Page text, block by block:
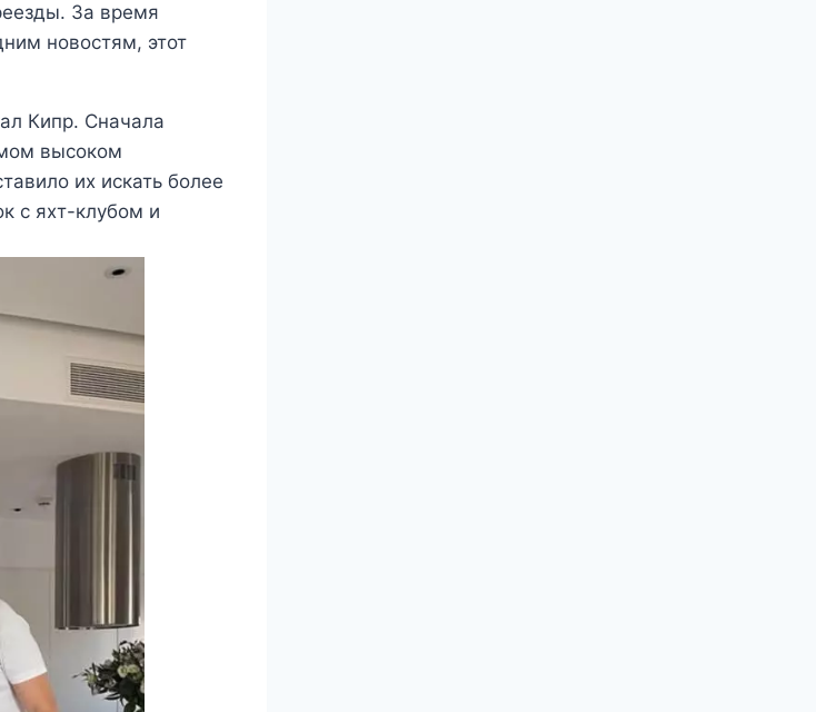
За время
новостям, этот
Кипр. Сначала
высоком
их искать более
с яхт-клубом и